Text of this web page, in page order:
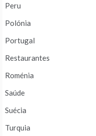
Peru
Polónia
Portugal
Restaurantes
Roménia
Saúde
Suécia
Turquia